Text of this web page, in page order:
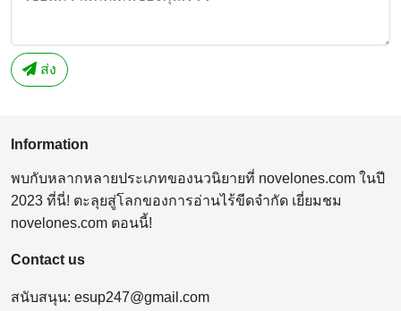
ส่ง
Information
พบกับหลากหลายประเภทของนวนิยายที่ novelones.com ในปี
2023 ที่นี่! ตะลุยสู่โลกของการอ่านไร้ขีดจำกัด เยี่ยมชม
novelones.com ตอนนี้!
Contact us
สนับสนุน: esup247@gmail.com